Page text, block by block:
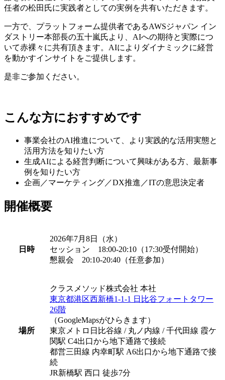
任者の松田氏に実践者としての実例を共有いただきます。
一方で、プラットフォーム提供者であるAWSジャパン イン
ダストリー本部長の五十嵐氏より、AIへの期待と実際につ
いて赤裸々に共有頂きます。AIによりダイナミックに経営
を動かすインサイトをご提供します。
是非ご参加ください。
こんな方におすすめです
事業会社のAI推進について、より実践的な活用実態と
活用方法を知りたい方
生成AIによる経営判断について興味がある方、最新事
例を知りたい方
企画／マーケティング／DX推進／ITの意思決定者
開催概要
日時
2026年7月8日（水）
セッション 18:00-20:10（17:30受付開始）
懇親会 20:10-20:40（任意参加）
場所
クラスメソッド株式会社 本社
東京都港区西新橋1-1-1 日比谷フォートタワー
26階
（GoogleMapsがひらきます）
東京メトロ日比谷線 / 丸ノ内線 / 千代田線 霞ケ
関駅 C4出口から地下通路で接続
都営三田線 内幸町駅 A6出口から地下通路で接
続
JR新橋駅 西口 徒歩7分